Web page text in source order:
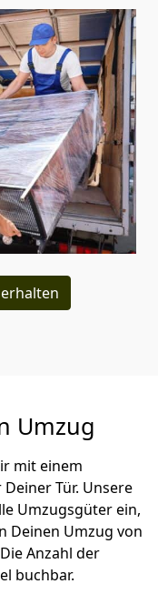
Umzug
mit einem
Tür. Unsere
Umzugsgüter ein,
Deinen Umzug von
Anzahl der
buchbar.